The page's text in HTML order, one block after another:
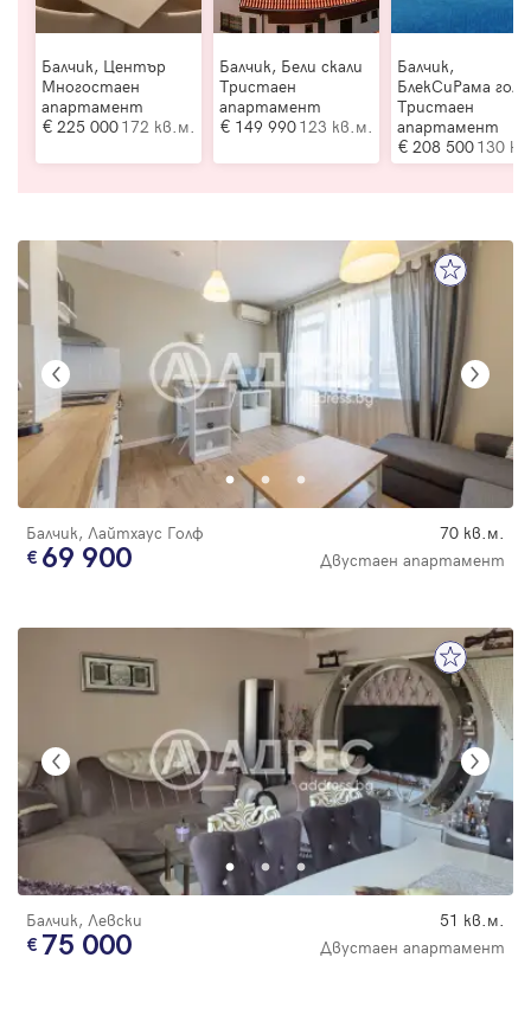
Балчик, Център
Многостаен
апартамент
225 000172 кв.м.
Балчик, Бели скали
Тристаен
апартамент
149 990123 кв.м.
Балчик,
БлекСиРама голф
Тристаен
апартамент
208 500130
Балчик, Лайтхаус Голф 70 кв.м.
69 900 Двустаен апартамент
Балчик, Левски 51 кв.м.
75 000 Двустаен апартамент